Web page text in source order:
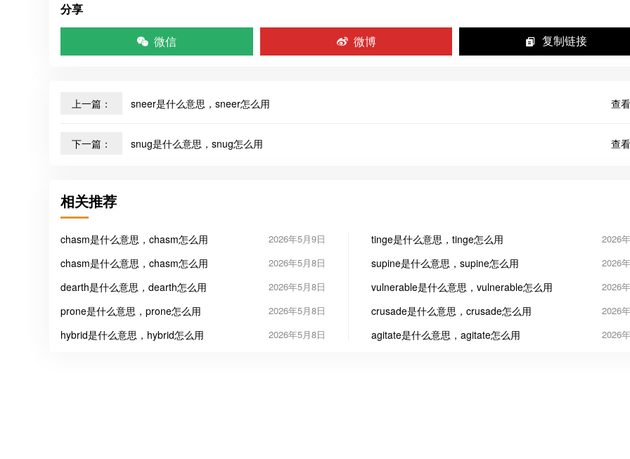
分享
微信
微博 复制链接
上一篇： 查
sneer是什么意思，sneer怎么用
下一篇： 查
snug是什么意思，snug怎么用
相关推荐
chasm是什么意思，chasm怎么用 2026年5月9日
chasm是什么意思，chasm怎么用 2026年5月8日
dearth是什么意思，dearth怎么用 2026年5月8日
prone是什么意思，prone怎么用 2026年5月8日
hybrid是什么意思，hybrid怎么用 2026年5月8日
tinge是什么意思，tinge怎么用 2026
supine是什么意思，supine怎么用 2026
vulnerable是什么意思，vulnerable怎么用 2026
crusade是什么意思，crusade怎么用 2026
agitate是什么意思，agitate怎么用 2026